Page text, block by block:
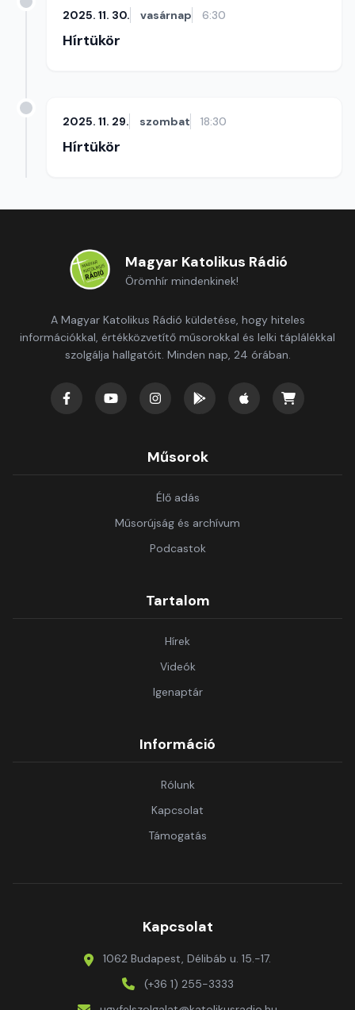
2025. 11. 30. vasárnap 6:30
Hírtükör
2025. 11. 29. szombat 18:30
Hírtükör
Magyar Katolikus Rádió
Örömhír mindenkinek!
A Magyar Katolikus Rádió küldetése, hogy hiteles
információkkal, értékközvetítő műsorokkal és lelki táplálékkal
szolgálja hallgatóit. Minden nap, 24 órában.
Műsorok
Élő adás
Műsorújság és archívum
Podcastok
Tartalom
Hírek
Videók
Igenaptár
Információ
Rólunk
Kapcsolat
Támogatás
Kapcsolat
1062 Budapest, Délibáb u. 15.-17.
(+36 1) 255-3333